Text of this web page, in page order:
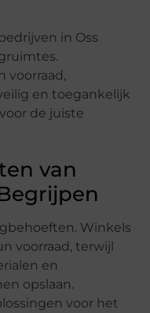
in Oss
voorraad,
en toegankelijk
de juiste
van
Winkels
voorraad, terwijl
en
opslaan.
voor het